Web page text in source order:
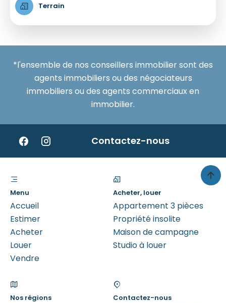
Terrain
*l'ensemble de nos conseillers immobilier sont des
agents immobiliers ou des négociateurs
immobiliers ou des agents commerciaux en
immobilier.
Contactez-nous
Menu
Accueil
Estimer
Acheter
Louer
Vendre
Acheter, louer
Appartement 3 pièces
Propriété insolite
Maison de campagne
Studio à louer
Nos régions Contactez-nous